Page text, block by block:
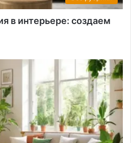
в интерьере: создаем